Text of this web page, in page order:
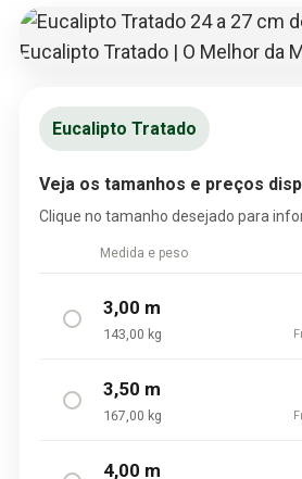
Eucalipto Tratado
Veja os tamanhos e preços
Clique no tamanho desejado para
Medida e peso
3,00 m
143,00 kg
3,50 m
167,00 kg
4,00 m